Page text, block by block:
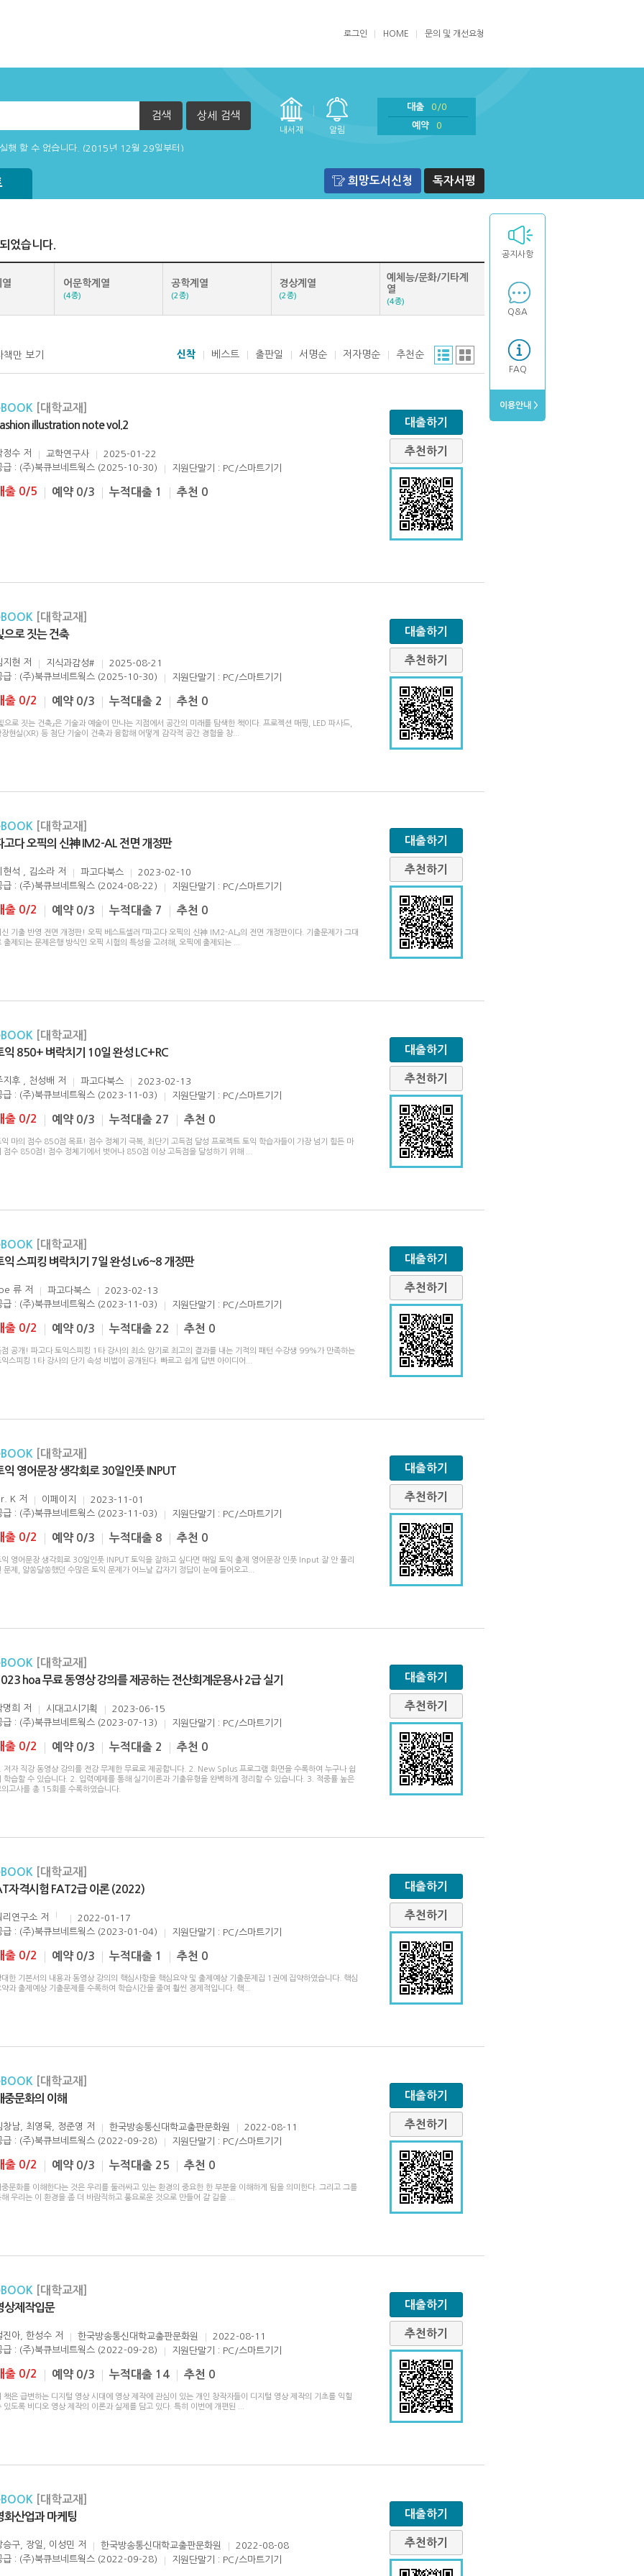
로그인 HOME 문의 및 개선요청
검색 상세 검색
내서재 알림
대출
0/0
예약
0
행 할 수 없습니다. (2015년 12월 29일부터)
희망도서신청 독자서평
공지사항
Q&A
FAQ
이용안내 >
었습니다.
열 어문학계열
(4종)
공학계열
(2종)
경상계열
(2종)
예체능/문화/기타계
열
(4종)
만 보기 신착 베스트 출판일 서명순 저자명순 추천순
[대학교재]
illustration note vol.2
정수 저 교학연구사
2025-01-22
급 : (주)북큐브네트웍스 (2025-10-30)
지원단말기 : PC/스마트기기
출 0/5 예약 0/3 누적대출 1 추천 0
대출하기
추천하기
[대학교재]
으로 짓는 건축
지현 저 지식과감성#
2025-08-21
급 : (주)북큐브네트웍스 (2025-10-30)
지원단말기 : PC/스마트기기
출 0/2 예약 0/3 누적대출 2 추천 0
빛으로 짓는 건축』은 기술과 예술이 만나는 지점에서 공간의 미래를 탐색한 책이다. 프로젝션 매핑, LED 파사드,
장현실(XR) 등 첨단 기술이 건축과 융합해 어떻게 감각적 공간 경험을 창...
대출하기
추천하기
[대학교재]
고다 오픽의 신神 IM2-AL 전면 개정판
현석 , 김소라 저 파고다북스
2023-02-10
급 : (주)북큐브네트웍스 (2024-08-22)
지원단말기 : PC/스마트기기
출 0/2 예약 0/3 누적대출 7 추천 0
신 기출 반영 전면 개정판! 오픽 베스트셀러 『파고다 오픽의 신神 IM2-AL』의 전면 개정판이다. 기출문제가 그대
출제되는 문제은행 방식인 오픽 시험의 특성을 고려해, 오픽에 출제되는
대출하기
추천하기
[대학교재]
익 850+ 벼락치기 10일 완성 LC+RC
지후 , 천성배 저 파고다북스
2023-02-13
급 : (주)북큐브네트웍스 (2023-11-03)
지원단말기 : PC/스마트기기
출 0/2 예약 0/3 누적대출 27 추천 0
익 마의 점수 850점 목표! 점수 정체기 극복, 최단기 고득점 달성 프로젝트 토익 학습자들이 가장 넘기 힘든 마
점수 850점! 점수 정체기에서 벗어나 850점 이상 고득점을 달성하기 위해
대출하기
추천하기
[대학교재]
익 스피킹 벼락치기 7일 완성 Lv6~8 개정판
류 저 파고다북스
2023-02-13
급 : (주)북큐브네트웍스 (2023-11-03)
지원단말기 : PC/스마트기기
출 0/2 예약 0/3 누적대출 22 추천 0
점 공개! 파고다 토익스피킹 1타 강사의 최소 암기로 최고의 결과를 내는 기적의 패턴 수강생 99%가 만족하는
익스피킹 1타 강사의 단기 속성 비법이 공개된다. 빠르고 쉽게 답변 아이디어
대출하기
추천하기
[대학교재]
익 영어문장 생각회로 30일인풋 INPUT
K 저 이페이지
2023-11-01
급 : (주)북큐브네트웍스 (2023-11-03)
지원단말기 : PC/스마트기기
출 0/2 예약 0/3 누적대출 8 추천 0
익 영어문장 생각회로 30일인풋 INPUT 토익을 잘하고 싶다면 매일 토익 출제 영어문장 인풋 Input 잘 안 풀리
문제, 알쏭달쏭했던 수많은 토익 문제가 어느날 갑자기 정답이 눈에 들어오고
대출하기
추천하기
[대학교재]
hoa 무료 동영상 강의를 제공하는 전산회계운용사 2급 실기
명희 저 시대고시기획
2023-06-15
급 : (주)북큐브네트웍스 (2023-07-13)
지원단말기 : PC/스마트기기
출 0/2 예약 0/3 누적대출 2 추천 0
저자 직강 동영상 강의를 전강 무제한 무료로 제공합니다. 2. New Splus 프로그램 화면을 수록하여 누구나 쉽
학습할 수 있습니다. 2. 입력예제를 통해 실기이론과 기출유형을 완벽하게 정리할 수 있습니다. 3. 적중률 높은
의고사를 총 15회를 수록하였습니다.
대출하기
추천하기
[대학교재]
자격시험 FAT2급 이론 (2022)
리연구소 저
2022-01-17
급 : (주)북큐브네트웍스 (2023-01-04)
지원단말기 : PC/스마트기기
출 0/2 예약 0/3 누적대출 1 추천 0
대한 기본서의 내용과 동영상 강의의 핵심사항을 핵심요약 및 출제예상 기출문제집 1권에 집약하였습니다. 핵심
약과 출제예상 기출문제를 수록하여 학습시간을 줄여 훨씬 경제적입니다. 핵
대출하기
추천하기
[대학교재]
중문화의 이해
창남, 최영묵, 정준영 저 한국방송통신대학교출판문화원
2022-08-11
급 : (주)북큐브네트웍스 (2022-09-28)
지원단말기 : PC/스마트기기
출 0/2 예약 0/3 누적대출 25 추천 0
중문화를 이해한다는 것은 우리를 둘러싸고 있는 환경의 중요한 한 부분을 이해하게 됨을 의미한다. 그리고 그를
해 우리는 이 환경을 좀 더 바람직하고 풍요로운 것으로 만들어 갈 길을
대출하기
추천하기
[대학교재]
상제작입문
진아, 한성수 저 한국방송통신대학교출판문화원
2022-08-11
급 : (주)북큐브네트웍스 (2022-09-28)
지원단말기 : PC/스마트기기
출 0/2 예약 0/3 누적대출 14 추천 0
책은 급변하는 디지털 영상 시대에 영상 제작에 관심이 있는 개인 창작자들이 디지털 영상 제작의 기초를 익힐
있도록 비디오 영상 제작의 이론과 실제를 담고 있다. 특히 이번에 개편된
대출하기
추천하기
[대학교재]
화산업과 마케팅
승구, 장일, 이성민 저 한국방송통신대학교출판문화원
2022-08-08
급 : (주)북큐브네트웍스 (2022-09-28)
지원단말기 : PC/스마트기기
대출하기
추천하기